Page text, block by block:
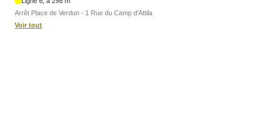
Arrêt Place de Verdun - 1 Rue du Camp d'Attila
Voir tout